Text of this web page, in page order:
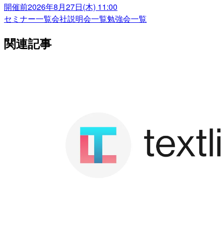
開催前2026年8月27日(木) 11:00
セミナー一覧会社説明会一覧勉強会一覧
関連記事